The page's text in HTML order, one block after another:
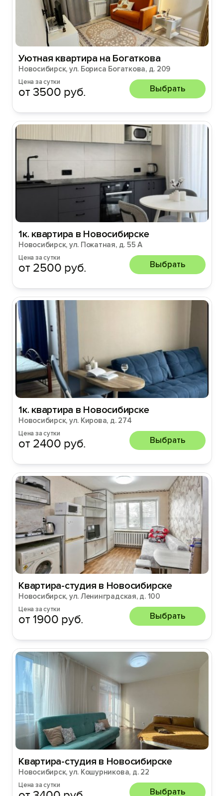
Уютная квартира на Богаткова
Новосибирск, ул. Бориса Богаткова, д. 209
Цена за сутки
от 3500 руб. Выбрать
1к. квартира в Новосибирске
Новосибирск, ул. Покатная, д. 55 А
Цена за сутки
от 2500 руб. Выбрать
1к. квартира в Новосибирске
Новосибирск, ул. Кирова, д. 274
Цена за сутки
от 2400 руб. Выбрать
Квартира-студия в Новосибирске
Новосибирск, ул. Ленинградская, д. 100
Цена за сутки
от 1900 руб. Выбрать
Квартира-студия в Новосибирске
Новосибирск, ул. Кошурникова, д. 22
Цена за сутки
Выбрать